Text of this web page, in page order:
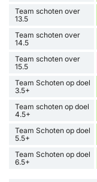
Team schoten over
13.5
Team schoten over
14.5
Team schoten over
15.5
Team Schoten op doel
3.5+
Team schoten op doel
4.5+
Team Schoten op doel
5.5+
Team Schoten op doel
6.5+